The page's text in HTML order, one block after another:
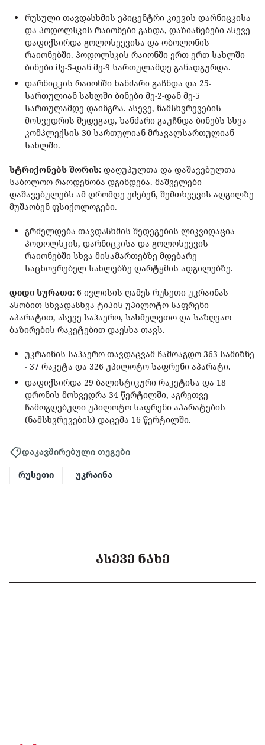
რუსული თავდასხმის ეპიცენტრი კიევის დარნიცკისა
და პოდოლსკის რაიონები გახდა, დაზიანებები ასევე
დაფიქსირდა გოლოსეევისა და ობოლონის
რაიონებში. პოდოლსკის რაიონში ერთ-ერთ სახლში
ბინები მე-5-დან მე-9 სართულამდე განადგურდა.
დარნიცკის რაიონში ხანძარი გაჩნდა და 25-
სართულიან სახლში ბინები მე-2-დან მე-5
სართულამდე დაინგრა. ასევე, ნამსხვრევების
მოხვედრის შედეგად, ხანძარი გაუჩნდა ბინებს სხვა
კომპლექსის 30-სართულიან მრავალსართულიან
სახლში.
სტრიქონებს შორის: დაღუპულთა და დაშავებულთა
საბოლოო რაოდენობა დგინდება. მაშველები
დაშავებულებს ამ დრომდე ეძებენ, შემთხვევის ადგილზე
მუშაობენ ფსიქოლოგები.
გრძელდება თავდასხმის შედეგების ლიკვიდაცია
პოდოლსკის, დარნიცკისა და გოლოსეევის
რაიონებში სხვა მისამართებზე მდებარე
საცხოვრებელ სახლებზე დარტყმის ადგილებზე.
დიდი სურათი: 6 ივლისის ღამეს რუსეთი უკრაინას
ასობით სხვადასხვა ტიპის უპილოტო საფრენი
აპარატით, ასევე საჰაერო, სახმელეთო და საზღვაო
ბაზირების რაკეტებით დაესხა თავს.
უკრაინის საჰაერო თავდაცვამ ჩამოაგდო 363 სამიზნე
- 37 რაკეტა და 326 უპილოტო საფრენი აპარატი.
დაფიქსირდა 29 ბალისტიკური რაკეტისა და 18
დრონის მოხვედრა 34 წერტილში, აგრეთვე
ჩამოგდებული უპილოტო საფრენი აპარატების
(ნამსხვრევების) დაცემა 16 წერტილში.
დაკავშირებული თეგები
რუსეთი უკრაინა
ᲐᲡᲔᲕᲔ ᲜᲐᲮᲔ